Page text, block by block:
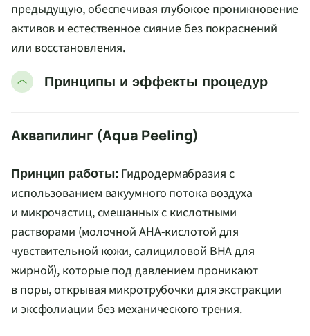
предыдущую, обеспечивая глубокое проникновение
активов и естественное сияние без покраснений
или восстановления.
Принципы и эффекты процедур
Аквапилинг (Aqua Peeling)
Принцип работы: Гидродермабразия с
использованием вакуумного потока воздуха
и микрочастиц, смешанных с кислотными
растворами (молочной AHA-кислотой для
чувствительной кожи, салициловой BHA для
жирной), которые под давлением проникают
в поры, открывая микротрубочки для экстракции
и эксфолиации без механического трения.